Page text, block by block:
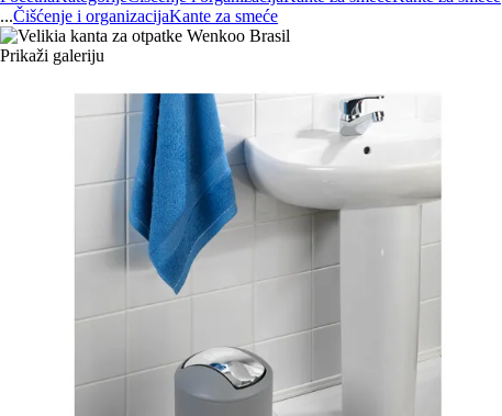
...Čišćenje i organizacijaKante za smeće
Prikaži galeriju